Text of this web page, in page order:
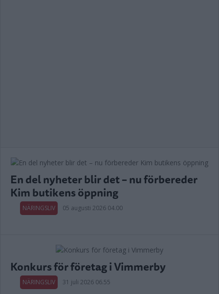
En del nyheter blir det – nu förbereder
Kim butikens öppning
NÄRINGSLIV 05 augusti 2026 04.00
Konkurs för företag i Vimmerby
NÄRINGSLIV 31 juli 2026 06.55